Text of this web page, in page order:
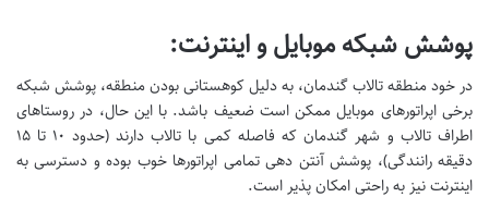
پوشش شبکه موبایل و اینترنت:
در خود منطقه تالاب گندمان، به دلیل کوهستانی بودن منطقه، پوشش شبکه
برخی اپراتورهای موبایل ممکن است ضعیف باشد. با این حال، در روستاهای
اطراف تالاب و شهر گندمان که فاصله کمی با تالاب دارند (حدود ۱۰ تا ۱۵
دقیقه رانندگی)، پوشش آنتن دهی تمامی اپراتورها خوب بوده و دسترسی به
اینترنت نیز به راحتی امکان پذیر است.